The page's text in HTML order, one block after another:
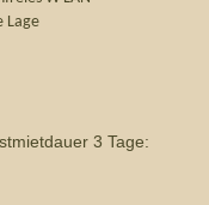
Lage
3 Tage: